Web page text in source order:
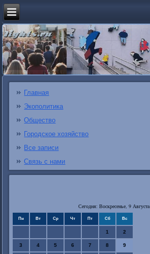
Главная
Экополитика
Общество
Городское хозяйство
Все записи
Связь с нами
Сегодня: Воскресенье, 9 Августа
Пн Вт Ср Чт Пт Сб Вс
1 2
3 4 5 6 7 8 9